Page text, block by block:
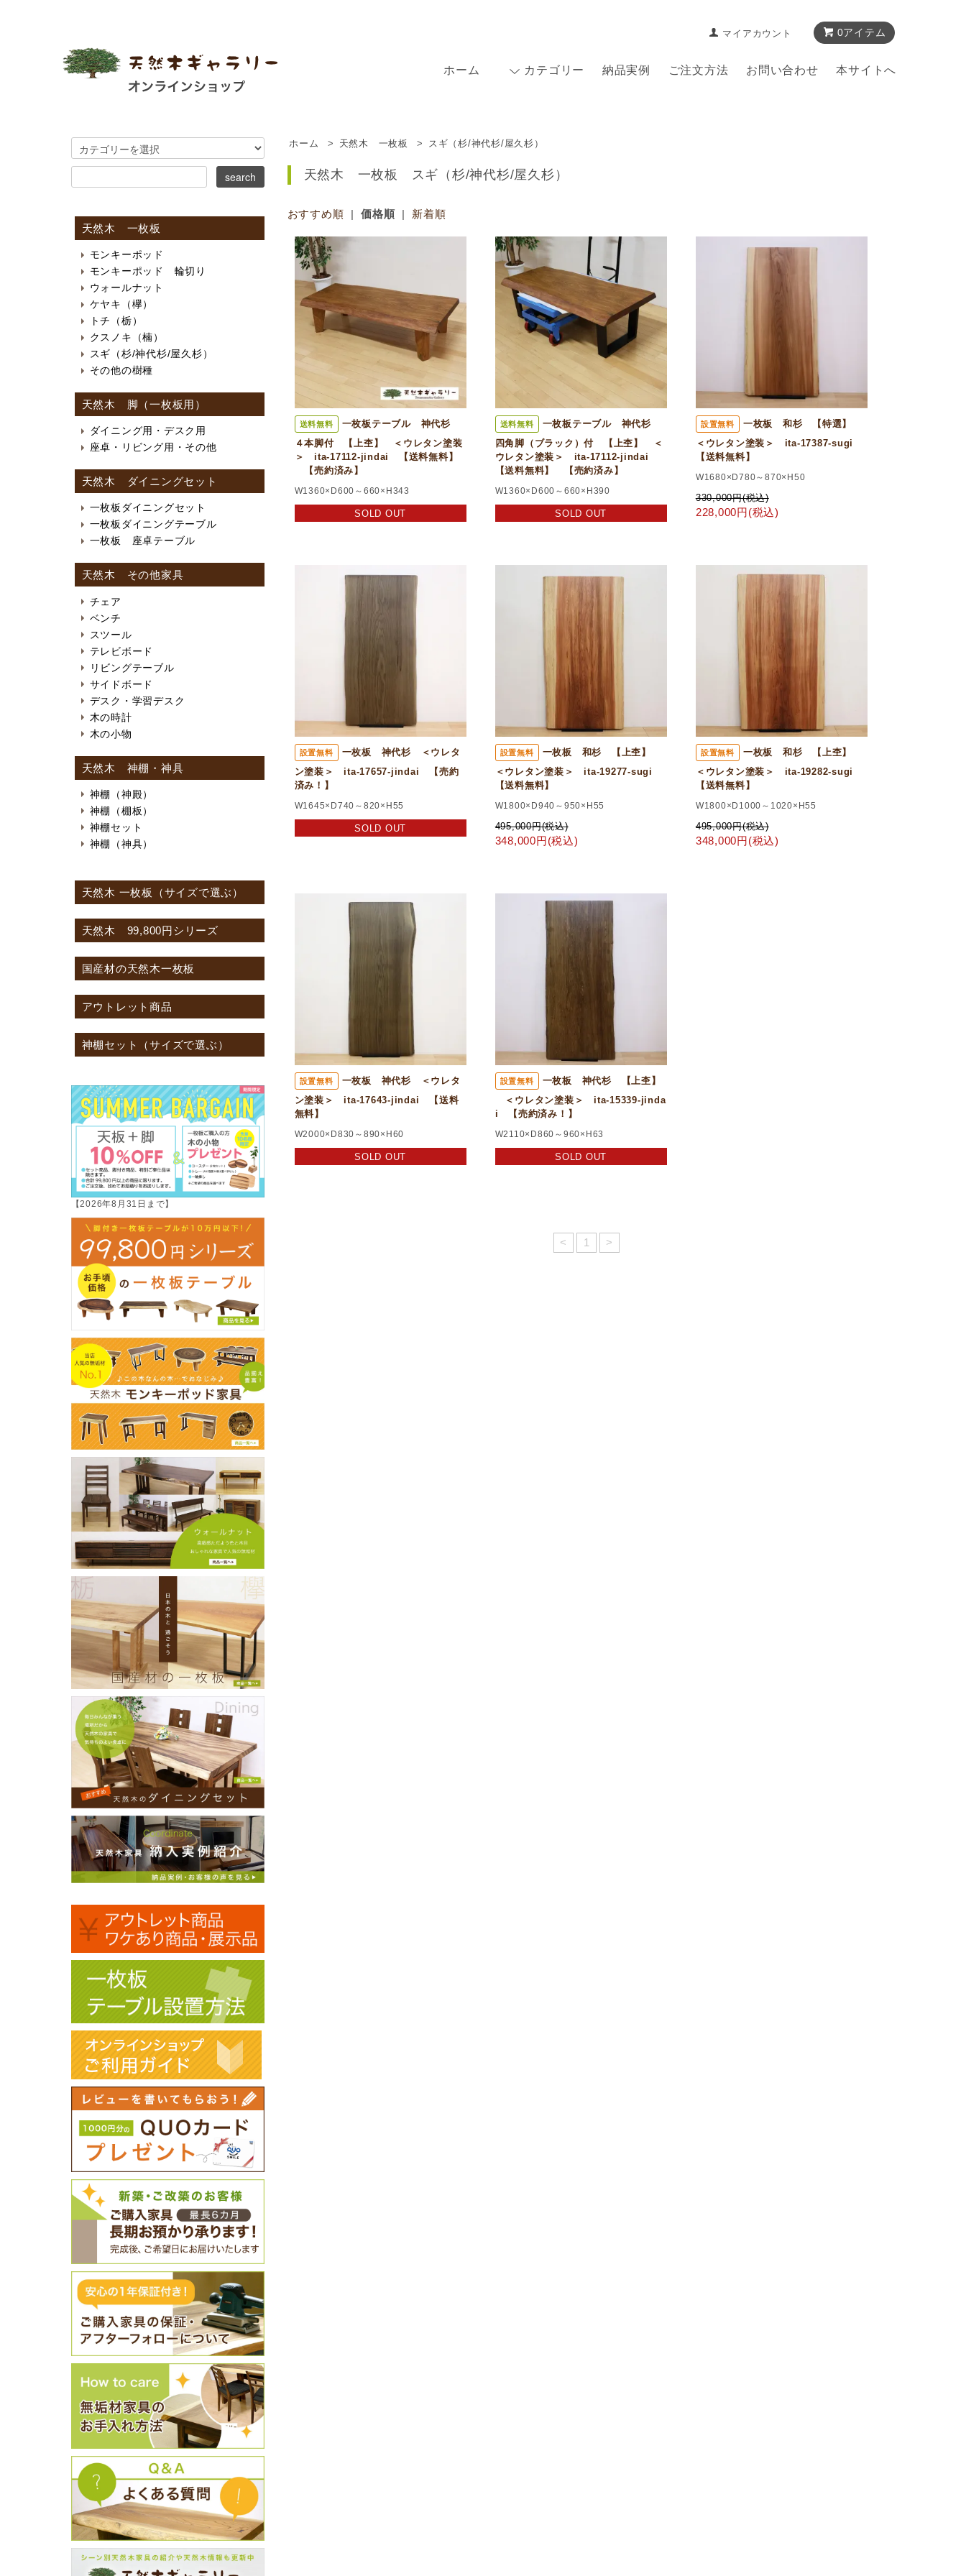
0アイテム
マイアカウント
ホーム カテゴリー 納品実例 ご注文方法 お問い合わせ 本サイトへ
ホーム > 天然木 一枚板 > スギ（杉/神代杉/屋久杉）
天然木 一枚板 スギ（杉/神代杉/屋久杉）
おすすめ順 |価格順 | 新着順
送料無料
一枚板テーブル 神代杉
４本脚付 【上杢】 ＜ウレタン塗装
＞ ita-17112-jindai 【送料無料】
【売約済み】
W1360×D600～660×H343
SOLD OUT
送料無料
一枚板テーブル 神代杉
四角脚（ブラック）付 【上杢】 ＜
ウレタン塗装＞ ita-17112-jindai
【送料無料】 【売約済み】
W1360×D600～660×H390
SOLD OUT
設置無料
一枚板 和杉 【特選】
＜ウレタン塗装＞ ita-17387-sugi
【送料無料】
W1680×D780～870×H50
330,000円(税込)
228,000円(税込)
設置無料
一枚板 神代杉 ＜ウレタ
ン塗装＞ ita-17657-jindai 【売約
済み！】
W1645×D740～820×H55
SOLD OUT
設置無料
一枚板 和杉 【上杢】
＜ウレタン塗装＞ ita-19277-sugi
【送料無料】
W1800×D940～950×H55
495,000円(税込)
348,000円(税込)
設置無料
一枚板 和杉 【上杢】
＜ウレタン塗装＞ ita-19282-sugi
【送料無料】
W1800×D1000～1020×H55
495,000円(税込)
348,000円(税込)
設置無料
一枚板 神代杉 ＜ウレタ
ン塗装＞ ita-17643-jindai 【送料
無料】
W2000×D830～890×H60
SOLD OUT
設置無料
一枚板 神代杉 【上杢】
＜ウレタン塗装＞ ita-15339-jinda
i 【売約済み！】
W2110×D860～960×H63
SOLD OUT
< 1 >
天然木 一枚板
モンキーポッド
モンキーポッド 輪切り
ウォールナット
ケヤキ（欅）
トチ（栃）
クスノキ（楠）
スギ（杉/神代杉/屋久杉）
その他の樹種
天然木 脚（一枚板用）
ダイニング用・デスク用
座卓・リビング用・その他
天然木 ダイニングセット
一枚板ダイニングセット
一枚板ダイニングテーブル
一枚板 座卓テーブル
天然木 その他家具
チェア
ベンチ
スツール
テレビボード
リビングテーブル
サイドボード
デスク・学習デスク
木の時計
木の小物
天然木 神棚・神具
神棚（神殿）
神棚（棚板）
神棚セット
神棚（神具）
天然木 一枚板（サイズで選ぶ）
天然木 99,800円シリーズ
国産材の天然木一枚板
アウトレット商品
神棚セット（サイズで選ぶ）
【2026年8月31日まで】